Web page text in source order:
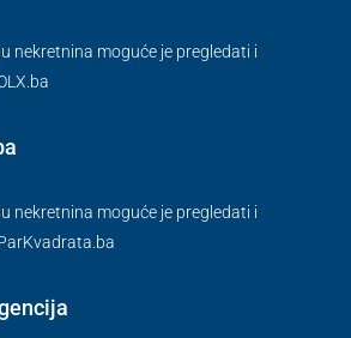
nekretnina moguće je pregledati i
nekretnina moguće je pregledati i